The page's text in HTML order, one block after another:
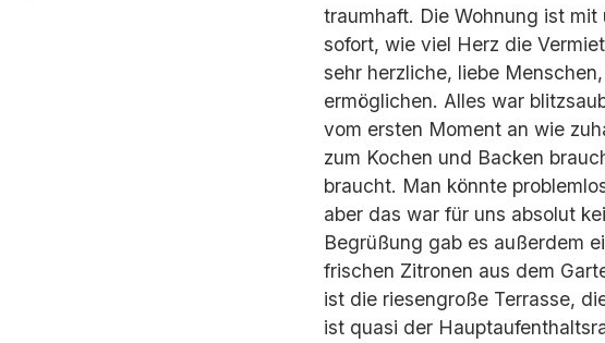
traumhaft. Die Wohnung ist
sofort, wie viel Herz die
sehr herzliche, liebe
ermöglichen. Alles war
vom ersten Moment an wie
zum Kochen und Backen
braucht. Man könnte
aber das war für uns absolut
Begrüßung gab es außerdem
frischen Zitronen aus dem
ist die riesengroße Terrasse,
ist quasi der